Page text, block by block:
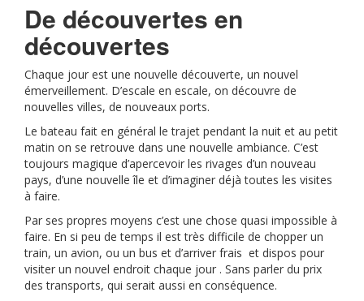
De découvertes en
découvertes
Chaque jour est une nouvelle découverte, un nouvel
émerveillement. D’escale en escale, on découvre de
nouvelles villes, de nouveaux ports.
Le bateau fait en général le trajet pendant la nuit et au petit
matin on se retrouve dans une nouvelle ambiance. C’est
toujours magique d’apercevoir les rivages d’un nouveau
pays, d’une nouvelle île et d’imaginer déjà toutes les visites
à faire.
Par ses propres moyens c’est une chose quasi impossible à
faire. En si peu de temps il est très difficile de chopper un
train, un avion, ou un bus et d’arriver frais et dispos pour
visiter un nouvel endroit chaque jour . Sans parler du prix
des transports, qui serait aussi en conséquence.